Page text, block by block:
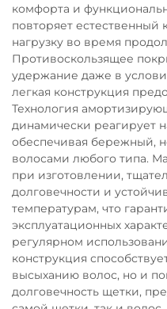
комфорта и
повторяет естественный
нагрузку во время
Противоскользящее
удержание даже в
легкая конструкция
Технология
динамически реагирует
обеспечивая бережный,
волосами любого типа.
при изготовлении,
долговечности и
температурам, что
эксплуатационных
регулярном
конструкция
высыханию волос, но и
долговечность щетки,